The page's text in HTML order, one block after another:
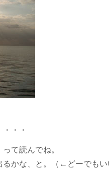
・・
て読んでね。
るかな、と。（←どーでも